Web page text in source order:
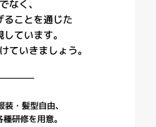
なく、
ることを通じた
ています。
ていきましょう。
・髪型自由、
研修を用意。